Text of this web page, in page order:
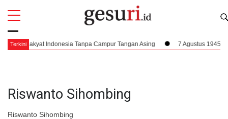
TerkiniIndonesia Tanpa Campur Tangan Asing 7 Agustus 1945,
Riswanto Sihombing
Riswanto Sihombing
All